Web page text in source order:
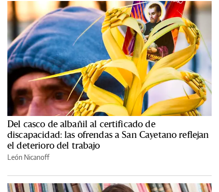
Del casco de albañil al certificado de
discapacidad: las ofrendas a San Cayetano reflejan
el deterioro del trabajo
León Nicanoff